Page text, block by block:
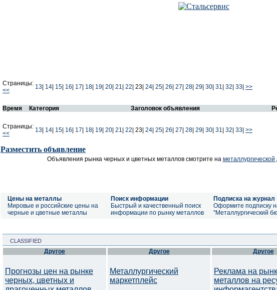
Страницы:
<<
13 14 15 16 17 18 19 20 21 22 23| 24 25 26 27 28 29 30 31 32 33 >>
Время Категория Заголовок объявления
Страницы:
<<
13 14 15 16 17 18 19 20 21 22 23| 24 25 26 27 28 29 30 31 32 33 >>
Разместить объявление
Объявления рынка черных и цветных металлов смотрите на
Цены на металлы
Мировые и российские цены на
черные и цветные металлы
Поиск информации
Быстрый и качественный поиск
информации по рынку металлов
Подписка на журнал
Оформите подписку
"Металлургический
CLASSIFIED
Другое
Прогнозы цен на рынке
черных, цветных и
Другое
Металлургический
маркетплейс
Другое
Реклама на
металлов на